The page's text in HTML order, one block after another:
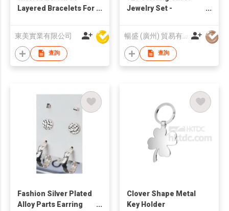
Layered Bracelets For
Tennis Chain Non
Tarnish Gold/Black
Jewelry
東美實業有限公司
查詢
Jewelry Set -
查詢
Fashion Silver Plated
Alloy Parts Earring
Clover Shape Metal
Key Holder